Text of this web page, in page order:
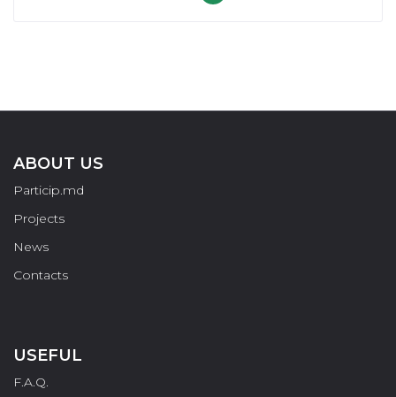
ABOUT US
Particip.md
Projects
News
Contacts
USEFUL
F.A.Q.